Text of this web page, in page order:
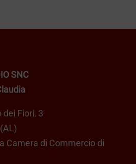
SNC
dei Fiori, 3
Camera di Commercio di